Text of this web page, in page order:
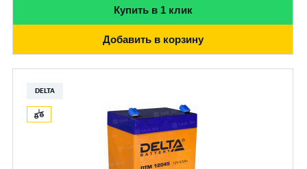
Купить в 1 клик
Добавить в корзину
DELTA